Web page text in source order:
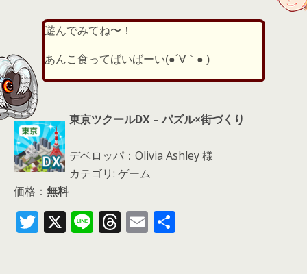
遊んでみてね〜！
あんこ食ってばいばーい(●´∀｀● )
東京ツクールDX – パズル×街づくり
デベロッパ：Olivia Ashley 様
カテゴリ: ゲーム
価格： 無料
T X Li T E